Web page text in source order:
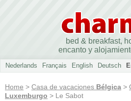
bed & breakfast,
encanto y
Nederlands Français English Deutsch
Home > Casa de vacaciones Bélgica >
Luxemburgo > Le Sabot